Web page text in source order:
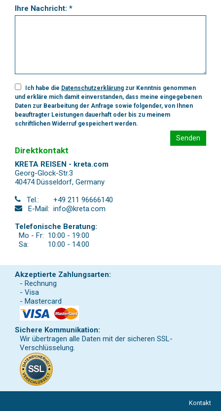
Ihre Nachricht: *
Ich habe die Datenschutzerklärung zur Kenntnis genommen
und erkläre mich damit einverstanden, dass meine eingegebenen
Daten zur Bearbeitung der Anfrage sowie folgender, von Ihnen
beauftragter Leistungen dauerhaft oder bis zu meinem
schriftlichen Widerruf gespeichert werden.
Senden
Direktkontakt
KRETA REISEN - kreta.com
Georg-Glock-Str.3
40474 Düsseldorf, Germany
Tel.:
+49 211 96666140
E-Mail: info@kreta.com
Telefonische Beratung:
Mo - Fr: 10:00 - 19:00
Sa:
10:00 - 14:00
Akzeptierte Zahlungsarten:
- Rechnung
- Visa
- Mastercard
Sichere Kommunikation:
Wir übertragen alle Daten mit der sicheren SSL-
Verschlüsselung.
Kontakt